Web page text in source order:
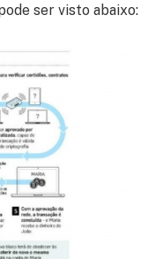
ser visto abaixo: